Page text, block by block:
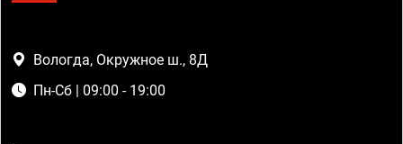
Вологда, Окружное ш., 8Д
Пн-Сб | 09:00 - 19:00